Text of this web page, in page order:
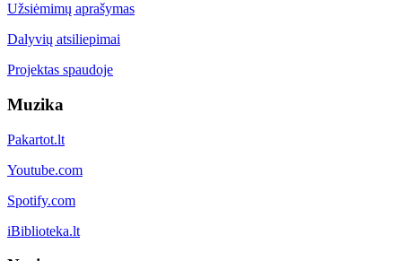
Užsiėmimų aprašymas
Dalyvių atsiliepimai
Projektas spaudoje
Muzika
Pakartot.lt
Youtube.com
Spotify.com
iBiblioteka.lt